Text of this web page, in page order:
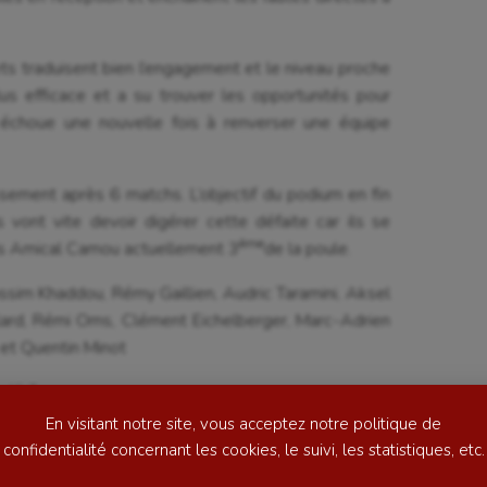
En visitant notre site, vous acceptez notre politique de
confidentialité concernant les cookies, le suivi, les statistiques, etc.
Kayak-polo
Natation artistique
traduisent bien l’engagement et le niveau proche
efficace et a su trouver les opportunités pour
une nouvelle fois à renverser une équipe
après 6 matchs. L’objectif du podium en fin
vont vite devoir digérer cette défaite car ils se
Camou actuellement 3
ème de la poule.
Khaddou, Rémy Gaillien, Audric Taramini, Aksel
Rémi Oms, Clément Eichelberger, Marc-Adrien
Quentin Minot
Jérôme